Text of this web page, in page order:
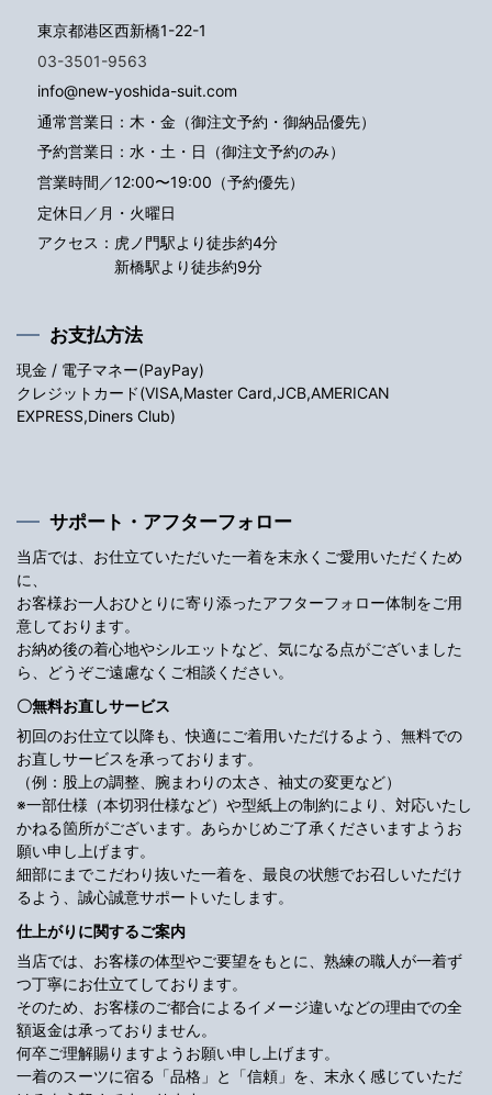
東京都港区西新橋1-22-1
03-3501-9563
info@new-yoshida-suit.com
通常営業日：木・金（御注文予約・御納品優先）
予約営業日：水・土・日（御注文予約のみ）
営業時間／12:00〜19:00（予約優先）
定休日／月・火曜日
アクセス： 虎ノ門駅より徒歩約4分
新橋駅より徒歩約9分
お支払方法
現金 / 電子マネー(PayPay)
クレジットカード(VISA,Master Card,JCB,AMERICAN
EXPRESS,Diners Club)
サポート・アフターフォロー
当店では、お仕立ていただいた一着を末永くご愛用いただくため
に、
お客様お一人おひとりに寄り添ったアフターフォロー体制をご用
意しております。
お納め後の着心地やシルエットなど、気になる点がございました
ら、どうぞご遠慮なくご相談ください。
〇無料お直しサービス
初回のお仕立て以降も、快適にご着用いただけるよう、無料での
お直しサービスを承っております。
（例：股上の調整、腕まわりの太さ、袖丈の変更など）
※一部仕様（本切羽仕様など）や型紙上の制約により、対応いたし
かねる箇所がございます。あらかじめご了承くださいますようお
願い申し上げます。
細部にまでこだわり抜いた一着を、最良の状態でお召しいただけ
るよう、誠心誠意サポートいたします。
仕上がりに関するご案内
当店では、お客様の体型やご要望をもとに、熟練の職人が一着ず
つ丁寧にお仕立てしております。
そのため、お客様のご都合によるイメージ違いなどの理由での全
額返金は承っておりません。
何卒ご理解賜りますようお願い申し上げます。
一着のスーツに宿る「品格」と「信頼」を、末永く感じていただ